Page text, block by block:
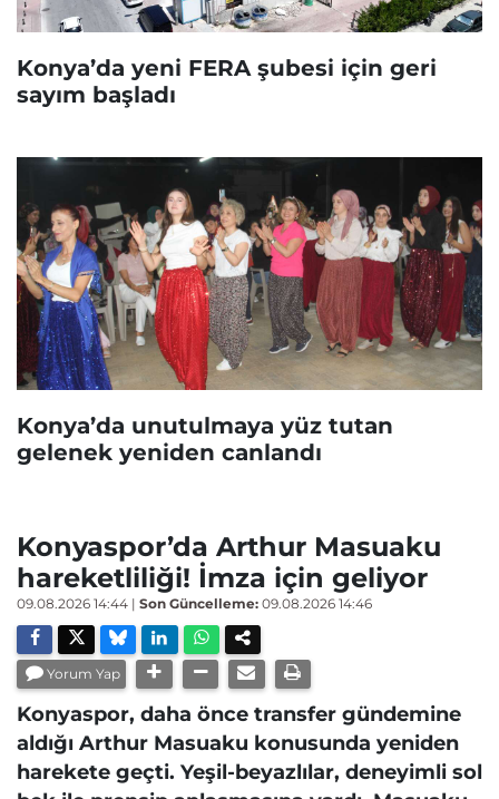
Konya’da yeni FERA şubesi için geri
sayım başladı
Konya’da unutulmaya yüz tutan
gelenek yeniden canlandı
Konyaspor’da Arthur Masuaku
hareketliliği! İmza için geliyor
09.08.2026 14:44 | Son Güncelleme: 09.08.2026 14:46
Yorum Yap
Konyaspor, daha önce transfer gündemine
aldığı Arthur Masuaku konusunda yeniden
harekete geçti. Yeşil-beyazlılar, deneyimli sol